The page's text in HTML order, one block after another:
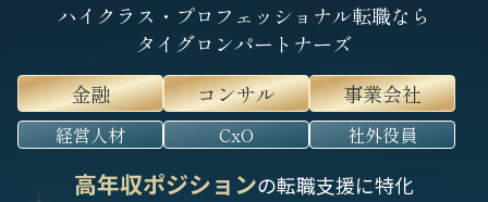
ハイクラス・プロフェッショナル転職なら
タイグロンパートナーズ
金融
コンサル 事業会社
経営人材 CxO 社外役員
高年収ポジションの転職支援に特化